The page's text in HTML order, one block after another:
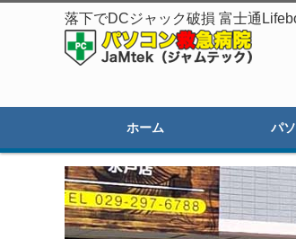
落下でDCジャック破損 富士通
ホーム パ
起動しな
遅いPC
初期セッ
画面割れ
OSアッ
オーダー
その他の